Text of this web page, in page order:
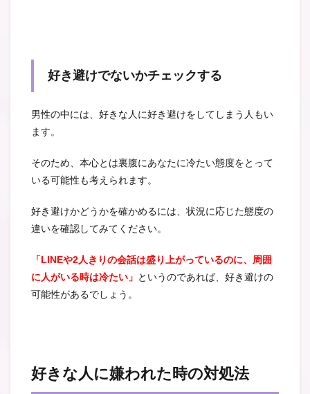
好き避けでないかチェックする
男性の中には、好きな人に好き避けをしてしまう人もい
ます。
そのため、本心とは裏腹にあなたに冷たい態度をとって
いる可能性も考えられます。
好き避けかどうかを確かめるには、状況に応じた態度の
違いを確認してみてください。
「LINEや2人きりの会話は盛り上がっているのに、周囲
に人がいる時は冷たい」 というのであれば、好き避けの
可能性があるでしょう。
好きな人に嫌われた時の対処法